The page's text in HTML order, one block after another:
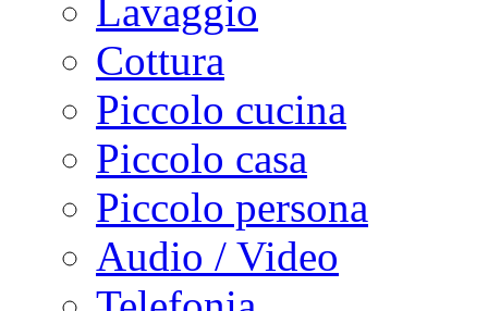
Lavaggio
Cottura
Piccolo cucina
Piccolo casa
Piccolo persona
Audio / Video